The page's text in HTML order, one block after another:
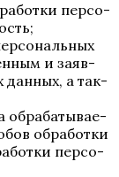
пер­со­
и заяв­
дан­ных, а так­
обра­ба­ты­ва­е­
обра­бот­ки
пер­со­